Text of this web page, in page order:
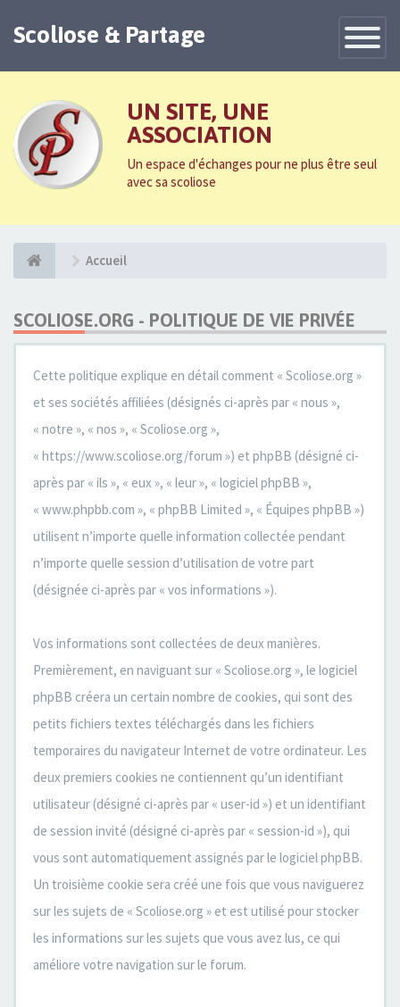
Toggle
Scoliose & Partage
UN SITE, UNE
ASSOCIATION
Un espace d'échanges pour ne plus être seul
avec sa scoliose
Accueil
SCOLIOSE.ORG - POLITIQUE DE VIE PRIVÉE
Cette politique explique en détail comment « Scoliose.org »
et ses sociétés affiliées (désignés ci-après par « nous »,
« notre », « nos », « Scoliose.org »,
« https://www.scoliose.org/forum ») et phpBB (désigné ci-
après par « ils », « eux », « leur », « logiciel phpBB »,
« www.phpbb.com », « phpBB Limited », « Équipes phpBB »)
utilisent n’importe quelle information collectée pendant
n’importe quelle session d’utilisation de votre part
(désignée ci-après par « vos informations »).
Vos informations sont collectées de deux manières.
Premièrement, en naviguant sur « Scoliose.org », le logiciel
phpBB créera un certain nombre de cookies, qui sont des
petits fichiers textes téléchargés dans les fichiers
temporaires du navigateur Internet de votre ordinateur. Les
deux premiers cookies ne contiennent qu’un identifiant
utilisateur (désigné ci-après par « user-id ») et un identifiant
de session invité (désigné ci-après par « session-id »), qui
vous sont automatiquement assignés par le logiciel phpBB.
Un troisième cookie sera créé une fois que vous naviguerez
sur les sujets de « Scoliose.org » et est utilisé pour stocker
les informations sur les sujets que vous avez lus, ce qui
améliore votre navigation sur le forum.